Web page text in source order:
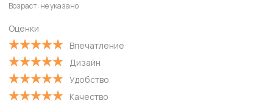
Возраст: не указано
Оценки
Впечатление
Дизайн
Удобство
Качество